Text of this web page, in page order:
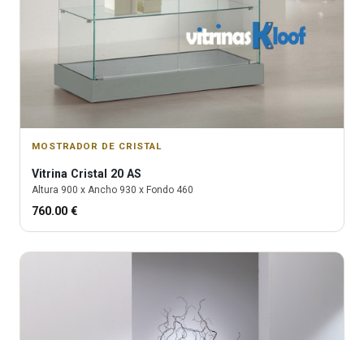
MOSTRADOR DE CRISTAL
Vitrina Cristal 20 AS
Altura 900 x Ancho 930 x Fondo 460
760.00 €